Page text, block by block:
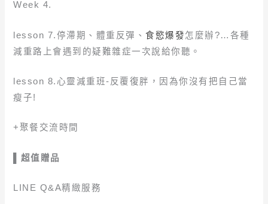
Week 4.
lesson 7.停滯期、體重反彈、食慾爆發怎麼辦?…各種
減重路上會遇到的疑難雜症一次說給你聽。
lesson 8.心靈減重班-反覆復胖，因為你沒有把自己當
瘦子!
+聚餐交流時間
▌超值贈品
LINE Q&A精緻服務